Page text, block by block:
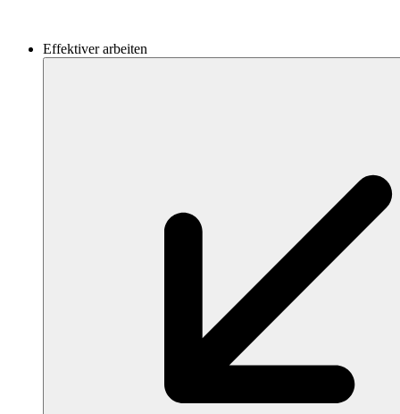
Effektiver arbeiten